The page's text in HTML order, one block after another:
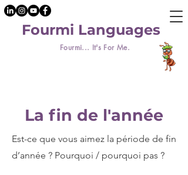
Fourmi... It's For Me.
Fourmi Languages
La fin de l'année
Est-ce que vous aimez la période de fin
d’année ? Pourquoi / pourquoi pas ?